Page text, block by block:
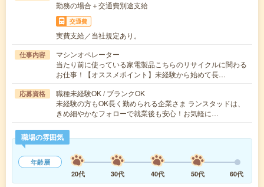
勤務の場合＋交通費別途支給
交通費
実費支給／当社規定あり。
仕事内容
マシンオペレーター
当たり前に使っている家電製品こちらのリサイクルに関わる
お仕事！【オススメポイント】未経験から始めて長…
応募資格
職種未経験OK / ブランクOK
未経験の方もOK長く勤められる企業さま ランスタッドは、
きめ細やかなフォローで就業後も安心！お気軽に…
職場の雰囲気
年齢層
20代
30代 40代 50代 60代